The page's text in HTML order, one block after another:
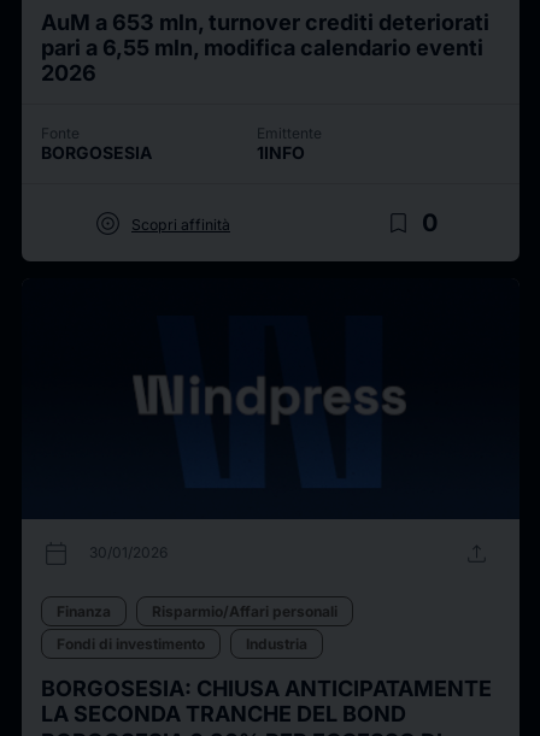
AuM a 653 mln, turnover crediti deteriorati
pari a 6,55 mln, modifica calendario eventi
2026
Fonte
BORGOSESIA
Emittente
1INFO
target Scopri affinità bookmark_border 0
calendar_today 30/01/2026 upload
Finanza
Risparmio/Affari personali
Fondi di investimento
Industria
BORGOSESIA: CHIUSA ANTICIPATAMENTE
LA SECONDA TRANCHE DEL BOND